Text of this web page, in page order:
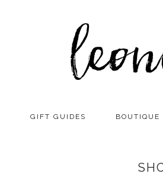
GIFT GUIDES BOUTIQUE